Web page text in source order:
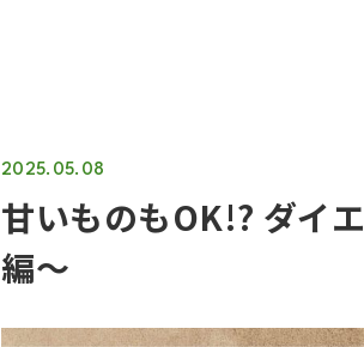
2025.05.08
甘いものもOK!? ダイ
編〜